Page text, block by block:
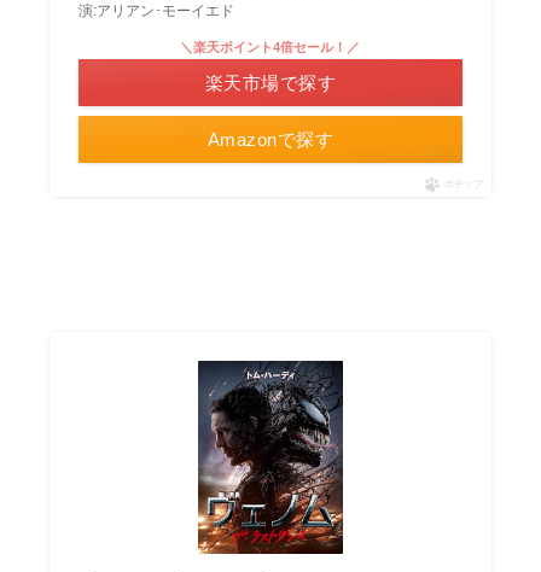
演:アリアン･モーイエド
Amazonで探す
＼楽天ポイント4倍セール！／
楽天市場で探す
ポチップ